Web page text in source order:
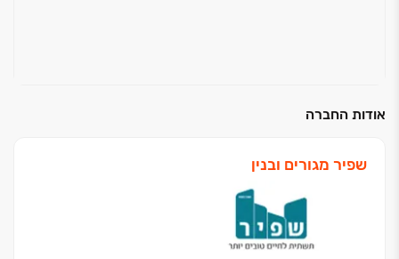
אודות החברה
שפיר מגורים ובנין